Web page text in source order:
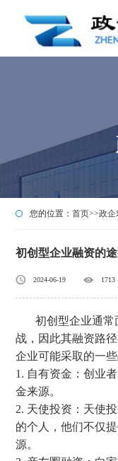
您的位置：首页>>政企
初创型企业融资的
2024-06-19 1713
初创型企业通
战，因此其融资路
企业可能采取的一些
1. 自有资金：创业
金来源。
2. 天使投资：天使
的个人，他们不仅
源。